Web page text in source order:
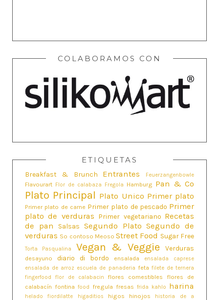
COLABORAMOS CON
ETIQUETAS
Breakfast & Brunch Entrantes Feuerzangenbowle
Flavourart Flor de calabaza Fregola Hamburg Pan & Co
Plato Principal Plato Unico Primer plato
Primer plato de carne Primer plato de pescado Primer
plato de verduras Primer vegetariano Recetas
de pan
Salsas Segundo Plato Segundo de
verduras So contoso Meoso Street Food Sugar Free
Torta Pasqualina Vegan & Veggie Verduras
desayuno diario di bordo ensalada
ensalada caprese
ensalada de arroz escuela de panaderia feta filete de ternera
fingerfood
flor de calabacin flores comestibles
flores de
calabacín fontina food fregula fresas frida kahlo harina
helado fiordilatte higaditios higos hinojos
historia de a